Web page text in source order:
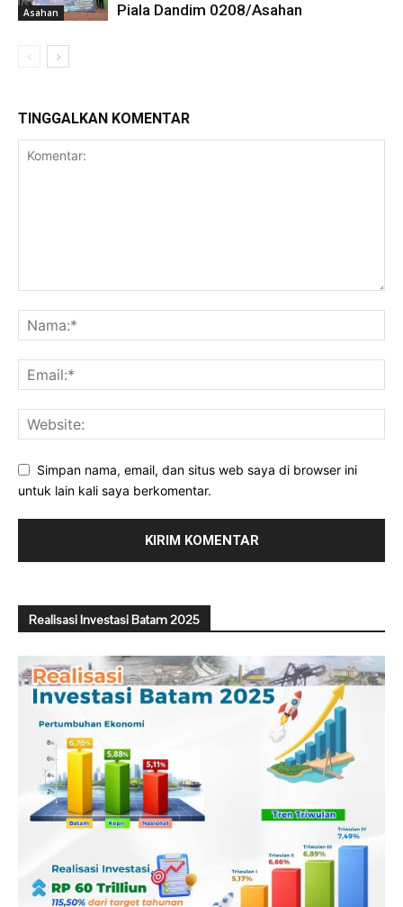
Asahan
Piala Dandim 0208/Asahan
TINGGALKAN KOMENTAR
Simpan nama, email, dan situs web saya di browser ini
untuk lain kali saya berkomentar.
Realisasi Investasi Batam 2025